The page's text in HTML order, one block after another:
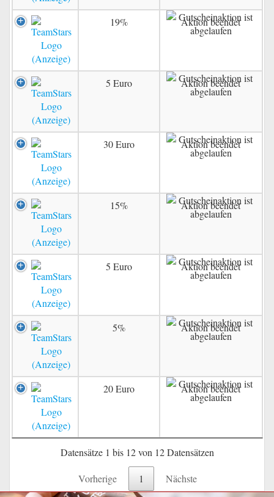
19% Aktion beendet
5 Euro Aktion beendet
30 Euro Aktion beendet
15% Aktion beendet
5 Euro Aktion beendet
5% Aktion beendet
20 Euro Aktion beendet
Datensätze 1 bis 12 von 12 Datensätzen
Vorherige 1 Nächste